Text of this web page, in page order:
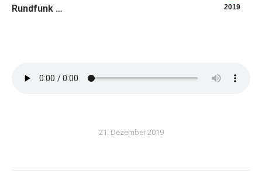
2019
Rundfunk …
21. Dezember 2019